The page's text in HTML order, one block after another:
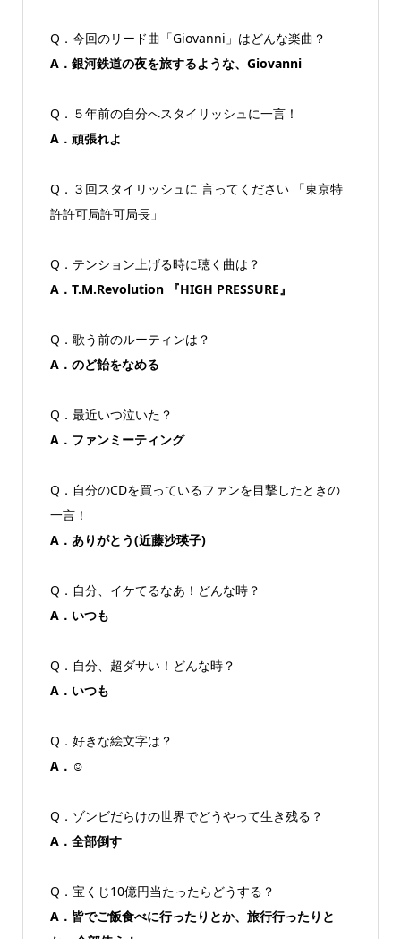
Q．今回のリード曲「Giovanni」はどんな楽曲？
A．銀河鉄道の夜を旅するような、Giovanni
Q．５年前の自分へスタイリッシュに一言！
A．頑張れよ
Q．３回スタイリッシュに 言ってください 「東京特
許許可局許可局長」
Q．テンション上げる時に聴く曲は？
A．T.M.Revolution 『HIGH PRESSURE』
Q．歌う前のルーティンは？
A．のど飴をなめる
Q．最近いつ泣いた？
A．ファンミーティング
Q．自分のCDを買っているファンを目撃したときの
一言！
A．ありがとう(近藤沙瑛子)
Q．自分、イケてるなあ！どんな時？
A．いつも
Q．自分、超ダサい！どんな時？
A．いつも
Q．好きな絵文字は？
A．☺
Q．ゾンビだらけの世界でどうやって生き残る？
A．全部倒す
Q．宝くじ10億円当たったらどうする？
A．皆でご飯食べに行ったりとか、旅行行ったりと